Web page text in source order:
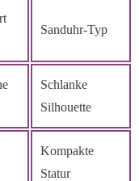
Sanduhr-Typ
Schlanke
Silhouette
Kompakte
Statur